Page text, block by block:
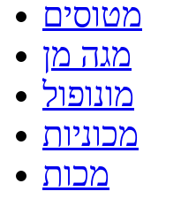
מטוסים
מגה מן
מונופול
מכוניות
מכות